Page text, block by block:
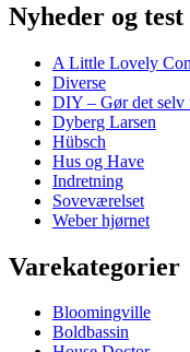
Nyheder og test
A Little Lovely
Diverse
DIY – Gør det selv
Dyberg Larsen
Hübsch
Hus og Have
Indretning
Soveværelset
Weber hjørnet
Varekategorier
Bloomingville
Boldbassin